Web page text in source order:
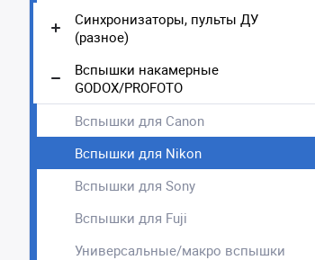
Синхронизаторы, пульты ДУ
(разное)
Вспышки накамерные
GODOX/PROFOTO
Вспышки для Canon
Вспышки для Nikon
Вспышки для Sony
Вспышки для Fuji
Универсальные/макро вспышки